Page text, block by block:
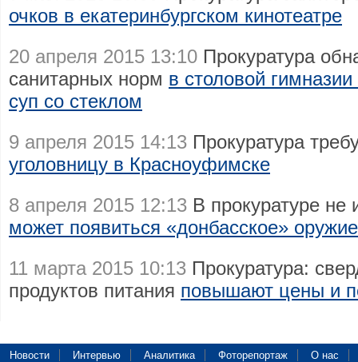
очков в екатеринбургском кинотеатре
20 апреля 2015 13:10 Прокуратура
санитарных норм в столовой
суп со стеклом
9 апреля 2015 14:13 Прокуратура
уголовницу в Красноуфимске
8 апреля 2015 12:13 В прокуратуре не
может появиться «донбасское» оружие
11 марта 2015 10:13 Прокуратура:
продуктов питания повышают цены и
Новости Интервью Аналитика Фоторепортаж О нас